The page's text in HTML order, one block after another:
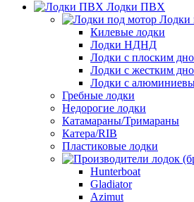
Лодки ПВХ
Лодки
Килевые лодки
Лодки НДНД
Лодки с плоским
Лодки с жестким
Лодки с
Гребные лодки
Недорогие лодки
Катамараны/Тримараны
Катера/RIB
Пластиковые лодки
Hunterboat
Gladiator
Azimut